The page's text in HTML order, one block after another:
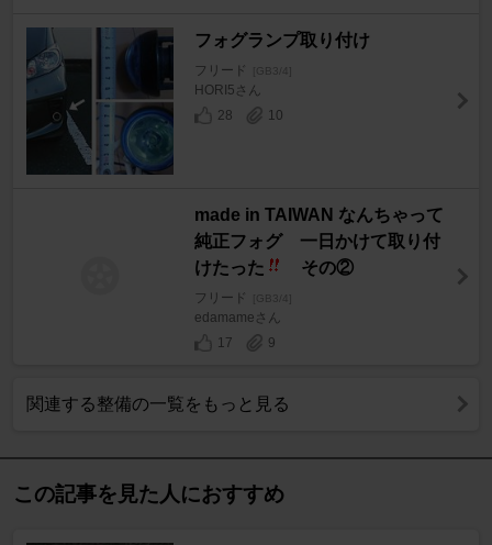
フォグランプ取り付け
フリード [GB3/4]
HORI5さん
28
10
made in TAIWAN なんちゃって
純正フォグ 一日かけて取り付
けたった
その②
フリード [GB3/4]
edamameさん
17
9
関連する整備の一覧をもっと見る
この記事を見た人におすすめ